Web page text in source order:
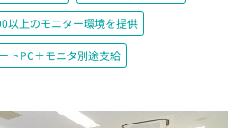
以上のモニター環境を提供
トPC＋モニタ別途支給